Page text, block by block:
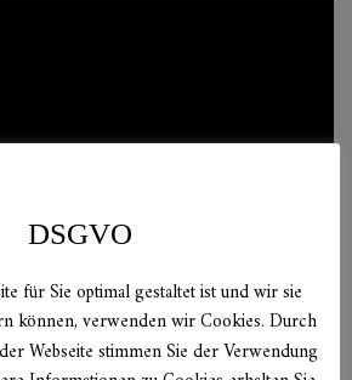
DSGVO
für Sie optimal gestaltet ist und wir sie
können, verwenden wir Cookies. Durch
Webseite stimmen Sie der Verwendung